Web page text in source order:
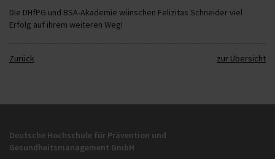
Die DHfPG und BSA-Akademie wünschen Felizitas Schneider viel
Erfolg auf ihrem weiteren Weg!
Zurück zur Übersicht
Deutsche Hochschule für Prävention und
Gesundheitsmanagement GmbH